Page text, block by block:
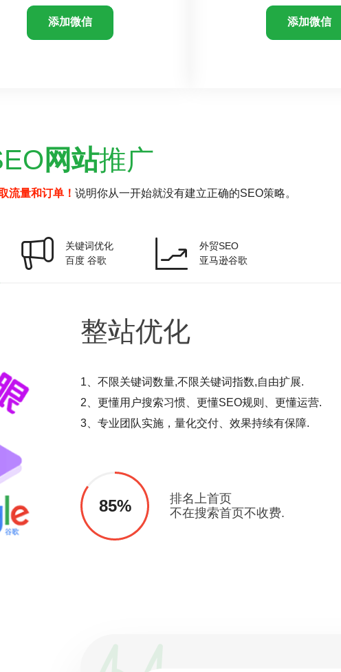
添加微信 添加微信
网站推广
流量和订单！ 说明你从一开始就没有建立正确的SEO策略。
关键词优化
百度 谷歌
外贸SEO
亚马逊谷歌
整站优化
1、不限关键词数量,不限关键词指数,自由扩展.
2、更懂用户搜索习惯、更懂SEO规则、更懂运营.
3、专业团队实施，量化交付、效果持续有保障.
85%
排名上首页
不在搜索首页不收费.